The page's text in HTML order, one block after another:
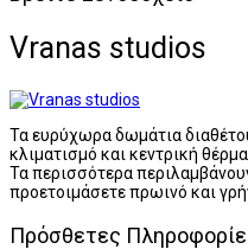
Vranas studios
Τα ευρύχωρα δωμάτια
κλιματισμό και κεντρική
Τα περισσότερα
προετοιμάσετε πρωινό και
Πρόσθετες